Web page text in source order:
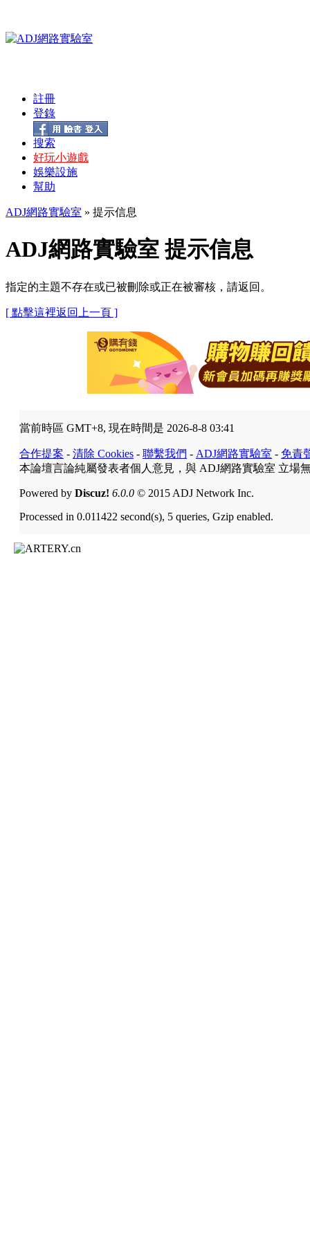
註冊
登錄
搜索
好玩小遊戲
娛樂設施
幫助
ADJ網路實驗室 » 提示信息
ADJ網路實驗室 提示信息
指定的主題不存在或已被刪除或正在被審核，請返回。
[ 點擊這裡返回上一頁 ]
當前時區 GMT+8, 現在時間是 2026-8-8 03:41
合作提案 - 清除 Cookies - 聯繫我們 - ADJ網路實驗室 - 免責
本論壇言論純屬發表者個人意見，與 ADJ網路實驗室 立場
Powered by Discuz! 6.0.0 © 2015 ADJ Network Inc.
Processed in 0.011422 second(s), 5 queries, Gzip enabled.